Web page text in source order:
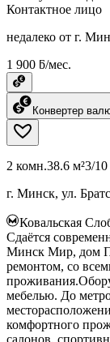
Контактное лицо
недалеко от г.
1 900 ƃ/мес.
Конвертер
2 комн.38.6 м²3/
г. Минск, ул.
Ковальская
Сдаётся
Минск Мир, дом
ремонтом, со
мебелью. До
комфортного
салонов,